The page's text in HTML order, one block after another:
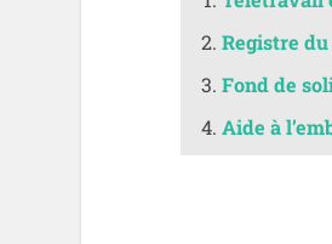
Registre
Fond de
Aide à